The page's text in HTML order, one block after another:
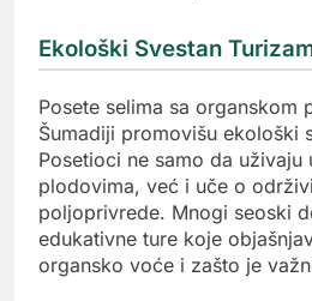
Ekološki Svestan
Posete selima sa organskom
Šumadiji promovišu ekološki
Posetioci ne samo da uživaju
plodovima, već i uče o
poljoprivrede. Mnogi seoski
edukativne ture koje
organsko voće i zašto je